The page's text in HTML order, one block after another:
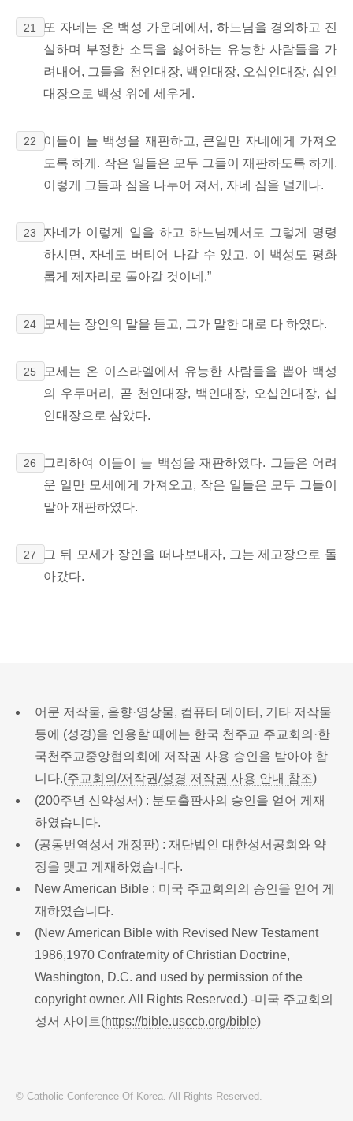
21
또 자네는 온 백성 가운데에서, 하느님을 경외하고 진
실하며 부정한 소득을 싫어하는 유능한 사람들을 가
려내어, 그들을 천인대장, 백인대장, 오십인대장, 십인
대장으로 백성 위에 세우게.
22
이들이 늘 백성을 재판하고, 큰일만 자네에게 가져오
도록 하게. 작은 일들은 모두 그들이 재판하도록 하게.
이렇게 그들과 짐을 나누어 져서, 자네 짐을 덜게나.
23
자네가 이렇게 일을 하고 하느님께서도 그렇게 명령
하시면, 자네도 버티어 나갈 수 있고, 이 백성도 평화
롭게 제자리로 돌아갈 것이네.”
24 모세는 장인의 말을 듣고, 그가 말한 대로 다 하였다.
25
모세는 온 이스라엘에서 유능한 사람들을 뽑아 백성
의 우두머리, 곧 천인대장, 백인대장, 오십인대장, 십
인대장으로 삼았다.
26
그리하여 이들이 늘 백성을 재판하였다. 그들은 어려
운 일만 모세에게 가져오고, 작은 일들은 모두 그들이
맡아 재판하였다.
27
그 뒤 모세가 장인을 떠나보내자, 그는 제고장으로 돌
아갔다.
어문 저작물, 음향·영상물, 컴퓨터 데이터, 기타 저작물
등에 (성경)을 인용할 때에는 한국 천주교 주교회의·한
국천주교중앙협의회에 저작권 사용 승인을 받아야 합
니다.(주교회의/저작권/성경 저작권 사용 안내 참조)
(200주년 신약성서) : 분도출판사의 승인을 얻어 게재
하였습니다.
(공동번역성서 개정판) : 재단법인 대한성서공회와 약
정을 맺고 게재하였습니다.
New American Bible : 미국 주교회의의 승인을 얻어 게
재하였습니다.
(New American Bible with Revised New Testament
1986,1970 Confraternity of Christian Doctrine,
Washington, D.C. and used by permission of the
copyright owner. All Rights Reserved.) -미국 주교회의
성서 사이트(https://bible.usccb.org/bible)
© Catholic Conference Of Korea. All Rights Reserved.